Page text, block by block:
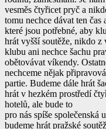
vesměs čtyřicet pryč a
tomu nechce dávat ten čas
které jsou potřebné, aby
hrát vyšší soutěže, nikdo z
klubu ani nechce šachu
obětovávat víkendy.
nechceme nějak
partie. Budeme dále hrát
hrát v hezkém prostředí
hotelů, ale bude to
pro nás spíše společenská
budeme hrát pražské